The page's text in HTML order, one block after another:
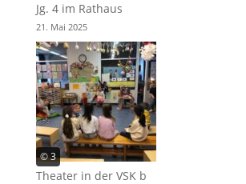
Jg. 4 im Rathaus
21. Mai 2025
© 3
Theater in der VSK b